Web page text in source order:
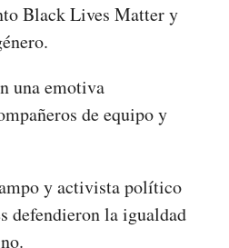
Black Lives Matter y
una emotiva
de equipo y
y activista político
defendieron la igualdad